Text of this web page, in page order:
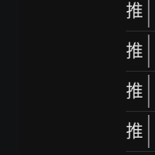
推
推
推
推